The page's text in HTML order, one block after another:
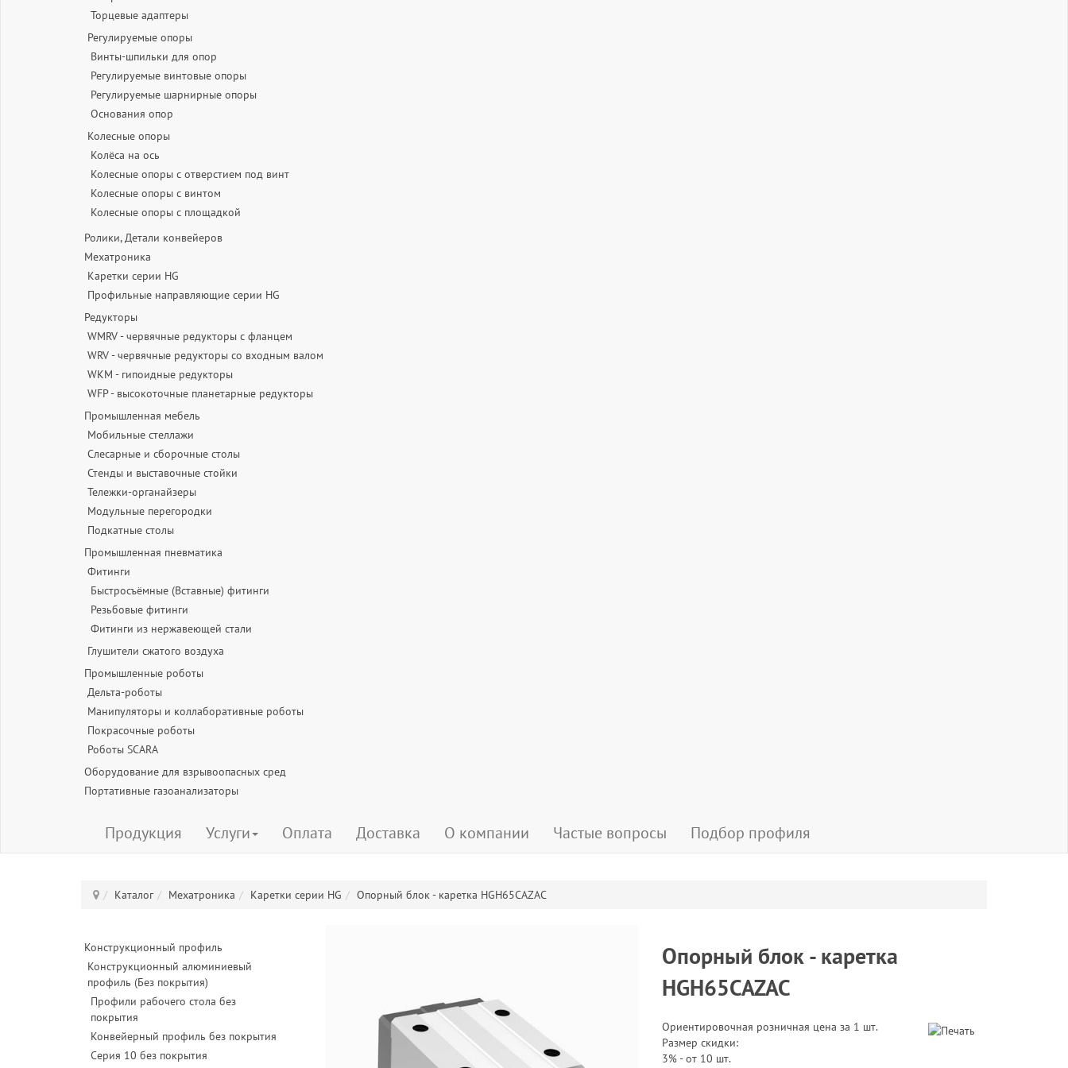
Торцевые адаптеры
Регулируемые опоры
Винты-шпильки для опор
Регулируемые винтовые опоры
Регулируемые шарнирные опоры
Основания опор
Колесные опоры
Колёса на ось
Колесные опоры с отверстием под винт
Колесные опоры с винтом
Колесные опоры с площадкой
Ролики, Детали конвейеров
Мехатроника
Каретки серии HG
Профильные направляющие серии HG
Редукторы
WMRV - червячные редукторы с фланцем
WRV - червячные редукторы со входным валом
WKM - гипоидные редукторы
WFP - высокоточные планетарные редукторы
Промышленная мебель
Мобильные стеллажи
Слесарные и сборочные столы
Стенды и выставочные стойки
Тележки-органайзеры
Модульные перегородки
Подкатные столы
Промышленная пневматика
Фитинги
Быстросъёмные (Вставные) фитинги
Резьбовые фитинги
Фитинги из нержавеющей стали
Глушители сжатого воздуха
Промышленные роботы
Дельта-роботы
Манипуляторы и коллаборативные роботы
Покрасочные роботы
Роботы SCARA
Оборудование для взрывоопасных сред
Портативные газоанализаторы
Продукция Услуги Оплата Доставка О компании Частые вопросы Подбор профиля
Каталог Мехатроника Каретки серии HG Опорный блок - каретка HGH65CAZAC
Опорный блок - каретка
HGH65CAZAC
Ориентировочная розничная цена за 1 шт.
Размер скидки:
3% - от 10 шт.
Конструкционный профиль
Конструкционный алюминиевый
профиль (Без покрытия)
Профили рабочего стола без
покрытия
Конвейерный профиль без покрытия
Серия 10 без покрытия